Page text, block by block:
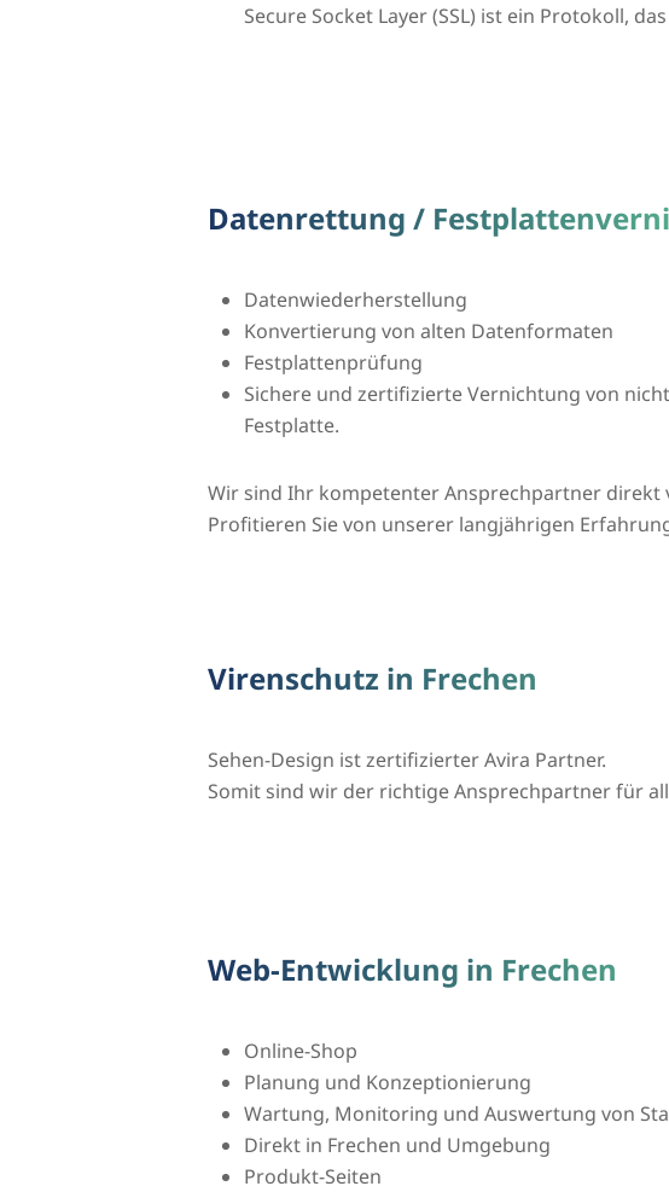
Secure Socket Layer (SSL) ist ein Protokoll,
Datenrettung /
Datenwiederherstellung
Konvertierung von alten Datenformaten
Festplattenprüfung
Sichere und zertifizierte Vernichtung von
Festplatte.
Wir sind Ihr kompetenter Ansprechpartner direkt
Profitieren Sie von unserer langjährigen
Virenschutz in Frechen
Sehen-Design ist zertifizierter Avira Partner.
Somit sind wir der richtige Ansprechpartner für
Web-Entwicklung in Frechen
Online-Shop
Planung und Konzeptionierung
Wartung, Monitoring und Auswertung von
Direkt in Frechen und Umgebung
Produkt-Seiten